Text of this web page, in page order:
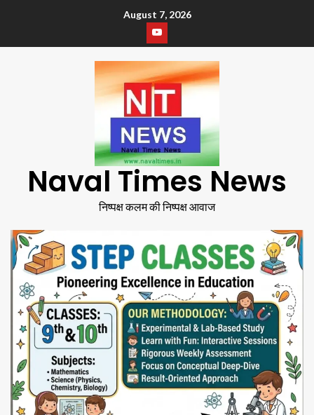
August 7, 2026
Naval Times News
निष्पक्ष कलम की निष्पक्ष आवाज